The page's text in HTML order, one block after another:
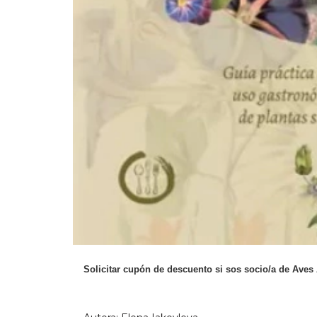
Solicitar cupón de descuento si sos socio/a de